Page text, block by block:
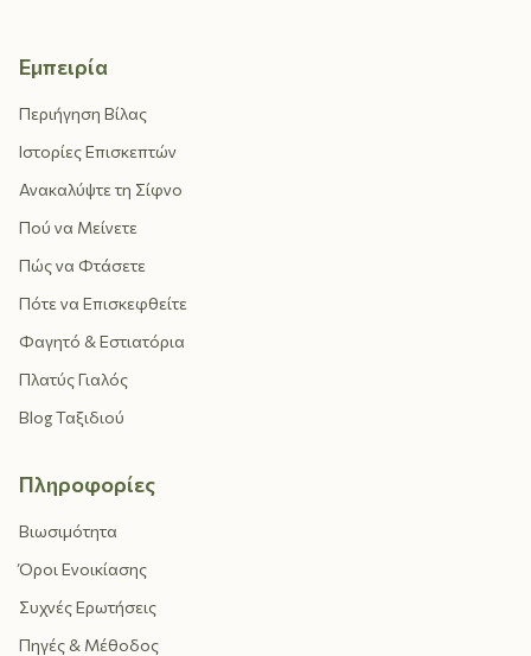
Εμπειρία
Περιήγηση Βίλας
Ιστορίες Επισκεπτών
Ανακαλύψτε τη Σίφνο
Πού να Μείνετε
Πώς να Φτάσετε
Πότε να Επισκεφθείτε
Φαγητό & Εστιατόρια
Πλατύς Γιαλός
Blog Ταξιδιού
Πληροφορίες
Βιωσιμότητα
Όροι Ενοικίασης
Συχνές Ερωτήσεις
Πηγές & Μέθοδος